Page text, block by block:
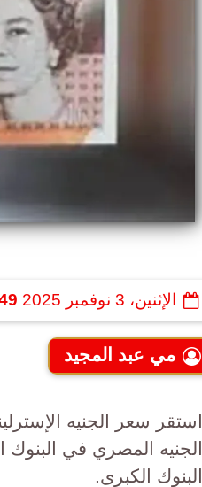
الإثنين، 3 نوفمبر 2025
مي عبد المجيد
الجنيه المصري في
البنوك الكبرى.